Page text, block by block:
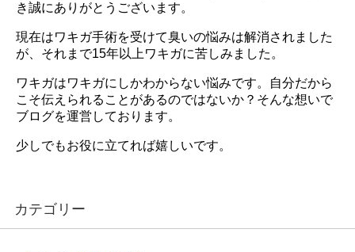
き誠にありがとうございます。
現在はワキガ手術を受けて臭いの悩みは解消されました
が、それまで15年以上ワキガに苦しみました。
ワキガはワキガにしかわからない悩みです。自分だから
こそ伝えられることがあるのではないか？そんな想いで
ブログを運営しております。
少しでもお役に立てれば嬉しいです。
カテゴリー